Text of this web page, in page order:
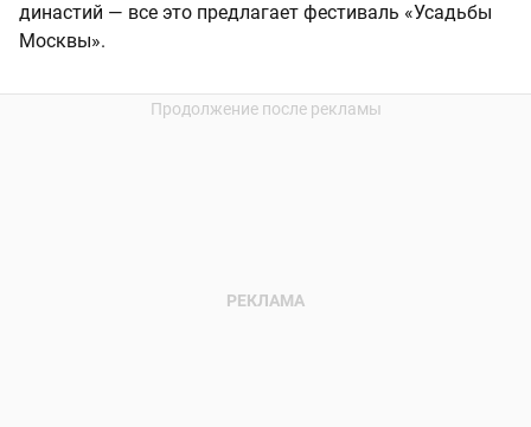
династий — все это предлагает фестиваль «Усадьбы
Москвы».